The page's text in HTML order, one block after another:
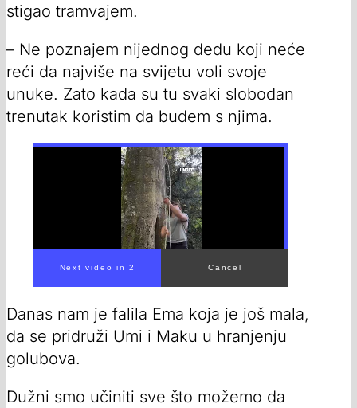
stigao tramvajem.
– Ne poznajem nijednog dedu koji neće
reći da najviše na svijetu voli svoje
unuke. Zato kada su tu svaki slobodan
trenutak koristim da budem s njima.
Danas nam je falila Ema koja je još mala,
da se pridruži Umi i Maku u hranjenju
golubova.
Dužni smo učiniti sve što možemo da